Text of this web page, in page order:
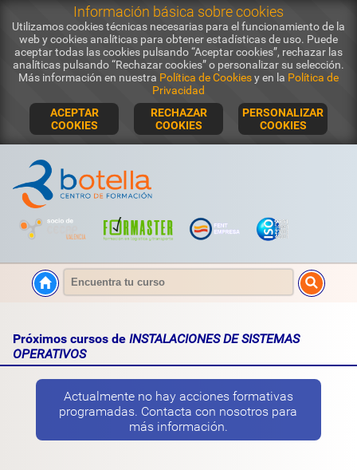
Información básica sobre cookies
Utilizamos cookies técnicas necesarias para el funcionamiento de la
web y cookies analíticas para obtener estadísticas de uso. Puede
aceptar todas las cookies pulsando “Aceptar cookies”, rechazar las
analíticas pulsando “Rechazar cookies” o personalizar su selección.
Más información en nuestra Política de Cookiesy en la Política de
Privacidad
ACEPTAR
COOKIES
RECHAZAR
COOKIES
PERSONALIZAR
COOKIES
Próximos cursos de INSTALACIONES DE SISTEMAS
OPERATIVOS
Actualmente no hay acciones formativas
programadas. Contacta con nosotros para
más información.